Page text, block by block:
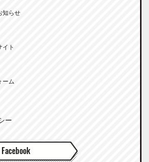
知らせ
イト
ーム
ー
Facebook